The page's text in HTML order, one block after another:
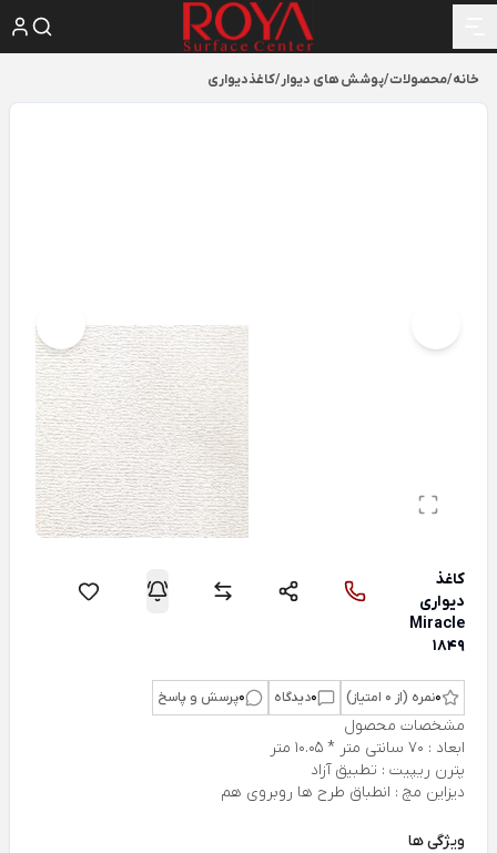
خانه/محصولات/پوشش های دیوار/کاغذدیواری
کاغذ
دیواری
Miracle
1849
0نمره (از 0 امتیاز) 0دیدگاه 0پرسش و پاسخ
مشخصات محصول
ابعاد : 70 سانتی متر * 10.05 متر
پترن ریپیت : تطبیق آزاد
دیزاین مچ : انطباق طرح ها روبروی هم
ویژگی ها